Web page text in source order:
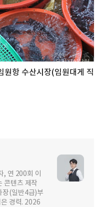
원항 수산시장(임원대게 직
, 연 200회 이
콘텐츠 제작
장(일반4급)부
경력. 2026